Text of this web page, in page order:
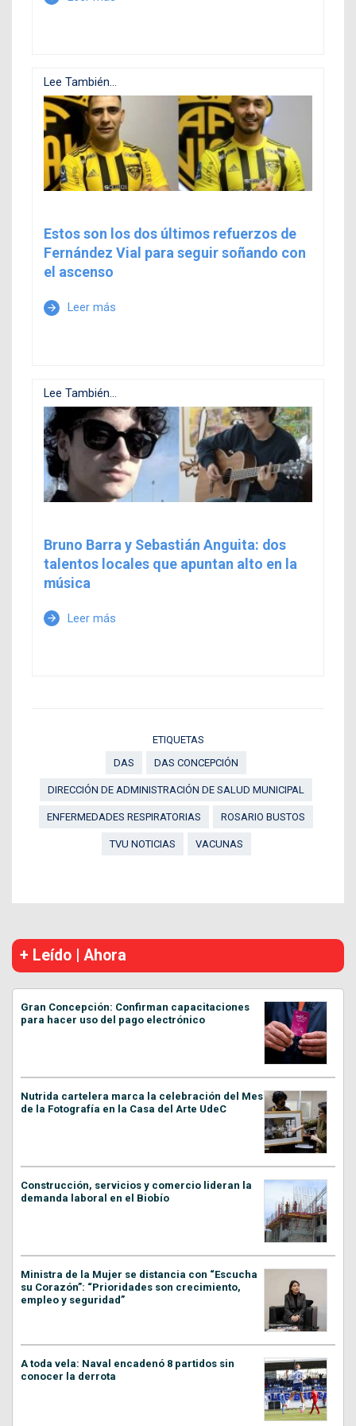
Lee También...
Estos son los dos últimos refuerzos de
Fernández Vial para seguir soñando con
el ascenso
arrow_forward Leer más
Lee También...
Bruno Barra y Sebastián Anguita: dos
talentos locales que apuntan alto en la
música
arrow_forward Leer más
ETIQUETAS
DAS
DAS CONCEPCIÓN
DIRECCIÓN DE ADMINISTRACIÓN DE SALUD MUNICIPAL
ENFERMEDADES RESPIRATORIAS ROSARIO BUSTOS
TVU NOTICIAS VACUNAS
+ Leído | Ahora
Gran Concepción: Confirman capacitaciones
para hacer uso del pago electrónico
Nutrida cartelera marca la celebración del Mes
de la Fotografía en la Casa del Arte UdeC
Construcción, servicios y comercio lideran la
demanda laboral en el Biobío
Ministra de la Mujer se distancia con “Escucha
su Corazón”: “Prioridades son crecimiento,
empleo y seguridad”
A toda vela: Naval encadenó 8 partidos sin
conocer la derrota